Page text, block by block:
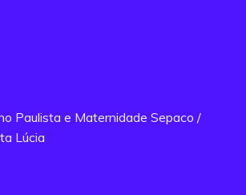
Paulista e Maternidade Sepaco /
Lúcia